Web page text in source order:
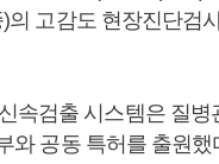
의 고감도 현장진단검
속검출 시스템은 질병
와 공동 특허를 출원했